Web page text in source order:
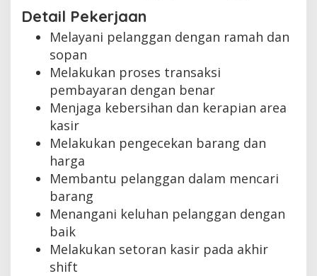
Detail Pekerjaan
Melayani pelanggan dengan ramah dan
sopan
Melakukan proses transaksi
pembayaran dengan benar
Menjaga kebersihan dan kerapian area
kasir
Melakukan pengecekan barang dan
harga
Membantu pelanggan dalam mencari
barang
Menangani keluhan pelanggan dengan
baik
Melakukan setoran kasir pada akhir
shift